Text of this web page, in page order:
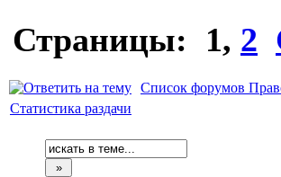
Страницы: 1, 2
Список форумов
Статистика раздачи